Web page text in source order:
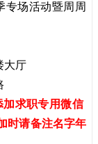
专场活动暨周周
大厅
加求职专用微信
时请备注名字年